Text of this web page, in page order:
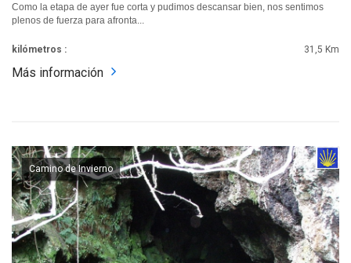
Como la etapa de ayer fue corta y pudimos descansar bien, nos sentimos
plenos de fuerza para afronta...
kilómetros : 31,5 Km
Más información
Camino de Invierno